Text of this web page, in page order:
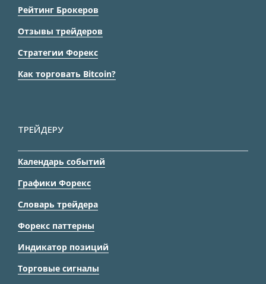
Рейтинг Брокеров
Отзывы трейдеров
Стратегии Форекс
Как торговать Bitcoin?
ТРЕЙДЕРУ
Календарь событий
Графики Форекс
Словарь трейдера
Форекс паттерны
Индикатор позиций
Торговые сигналы